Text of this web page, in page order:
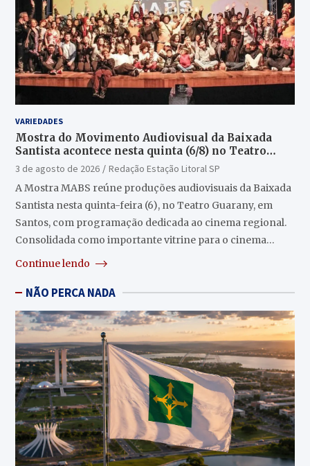
VARIEDADES
Mostra do Movimento Audiovisual da Baixada
Santista acontece nesta quinta (6/8) no Teatro
Guarany
3 de agosto de 2026
Redação Estação Litoral SP
A Mostra MABS reúne produções audiovisuais da Baixada
Santista nesta quinta-feira (6), no Teatro Guarany, em
Santos, com programação dedicada ao cinema regional.
Consolidada como importante vitrine para o cinema…
Continue lendo
NÃO PERCA NADA